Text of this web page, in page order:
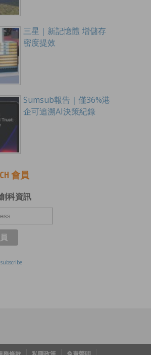
三星｜新記憶體 增儲存
密度提效
Sumsub報告｜僅36%港
企可追溯AI決策紀錄
會員
科資訊